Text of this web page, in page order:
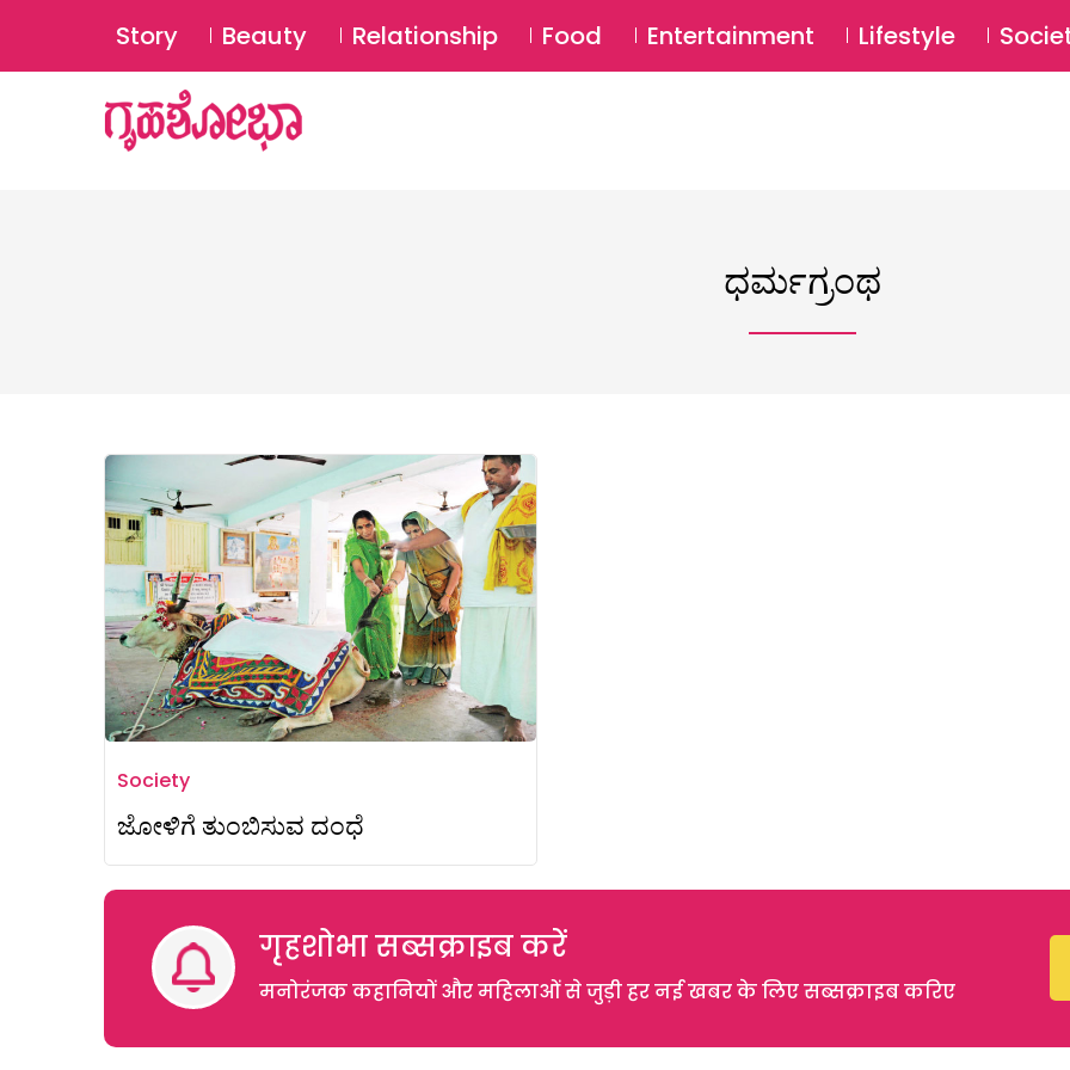
Story Beauty Relationship Food Entertainment Lifestyle
ಧರ್ಮಗ್ರಂಥ
Society
ಜೋಳಿಗೆ ತುಂಬಿಸುವ ದಂಧೆ
गृहशोभा सब्सक्राइब करें
मनोरंजक कहानियों और महिलाओं से जुड़ी हर नई खबर के लिए सब्सक्राइब करिए